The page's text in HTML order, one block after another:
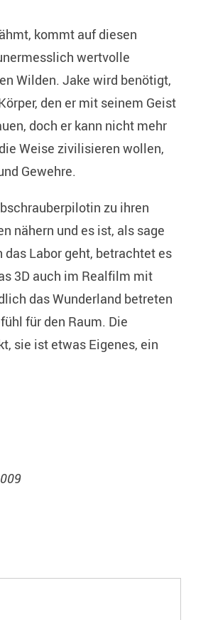
kommt auf diesen
wertvolle
Wilden. Jake wird benötigt,
den er mit seinem Geist
doch er kann nicht mehr
Weise zivilisieren wollen,
Gewehre.
zu ihren
nähern und es ist, als sage
das Labor geht, betrachtet es
3D auch im Realfilm mit
das Wunderland betreten
für den Raum. Die
sie ist etwas Eigenes, ein